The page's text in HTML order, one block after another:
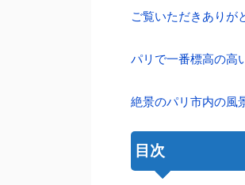
ご覧いただきありが
パリで一番標高の高
絶景のパリ市内の風
目次